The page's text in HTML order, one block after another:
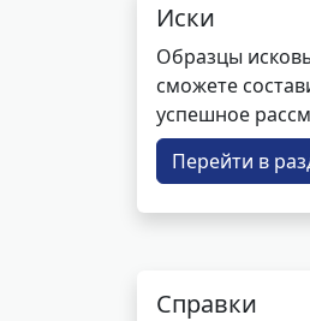
Иски
Образцы
сможете
успешное
Перейти в
Справки